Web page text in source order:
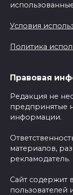
Условия
Политика
Правовая
Редакция не
предпринятые
информации.
материалов,
рекламодатель.
Сайт содержит
пользователей